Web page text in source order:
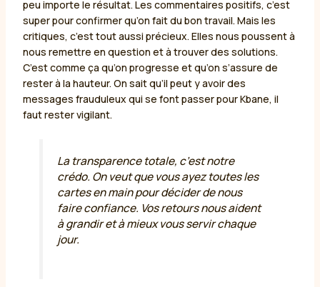
peu importe le résultat. Les commentaires positifs, c’est
super pour confirmer qu’on fait du bon travail. Mais les
critiques, c’est tout aussi précieux. Elles nous poussent à
nous remettre en question et à trouver des solutions.
C’est comme ça qu’on progresse et qu’on s’assure de
rester à la hauteur. On sait qu’il peut y avoir des
messages frauduleux qui se font passer pour Kbane, il
faut rester vigilant.
La transparence totale, c’est notre
crédo. On veut que vous ayez toutes les
cartes en main pour décider de nous
faire confiance. Vos retours nous aident
à grandir et à mieux vous servir chaque
jour.